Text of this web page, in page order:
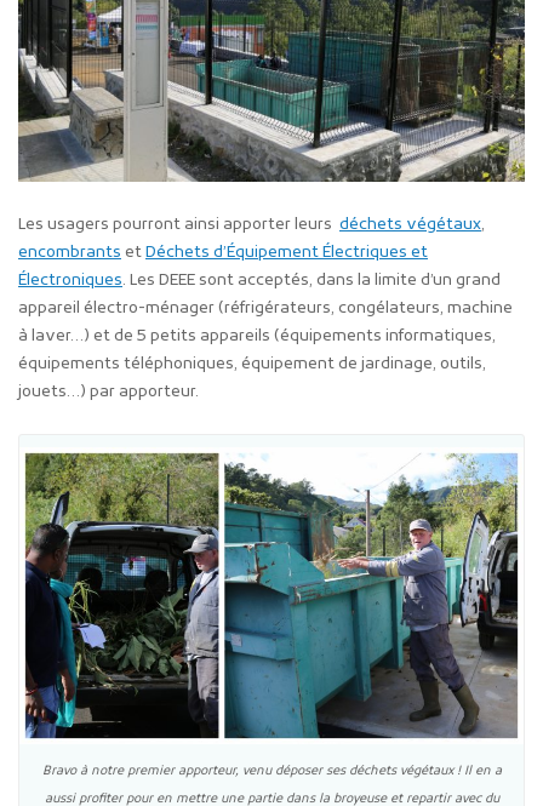
Les usagers pourront ainsi apporter leurs déchets végétaux,
encombrants etDéchets d’Équipement Électriques et
Électroniques. Les DEEE sont acceptés, dans la limite d’un grand
appareil électro-ménager (réfrigérateurs, congélateurs, machine
à laver…) et de 5 petits appareils (équipements informatiques,
équipements téléphoniques, équipement de jardinage, outils,
jouets…) par apporteur.
Bravo à notre premier apporteur, venu déposer ses déchets végétaux ! Il en a
aussi profiter pour en mettre une partie dans la broyeuse et repartir avec du